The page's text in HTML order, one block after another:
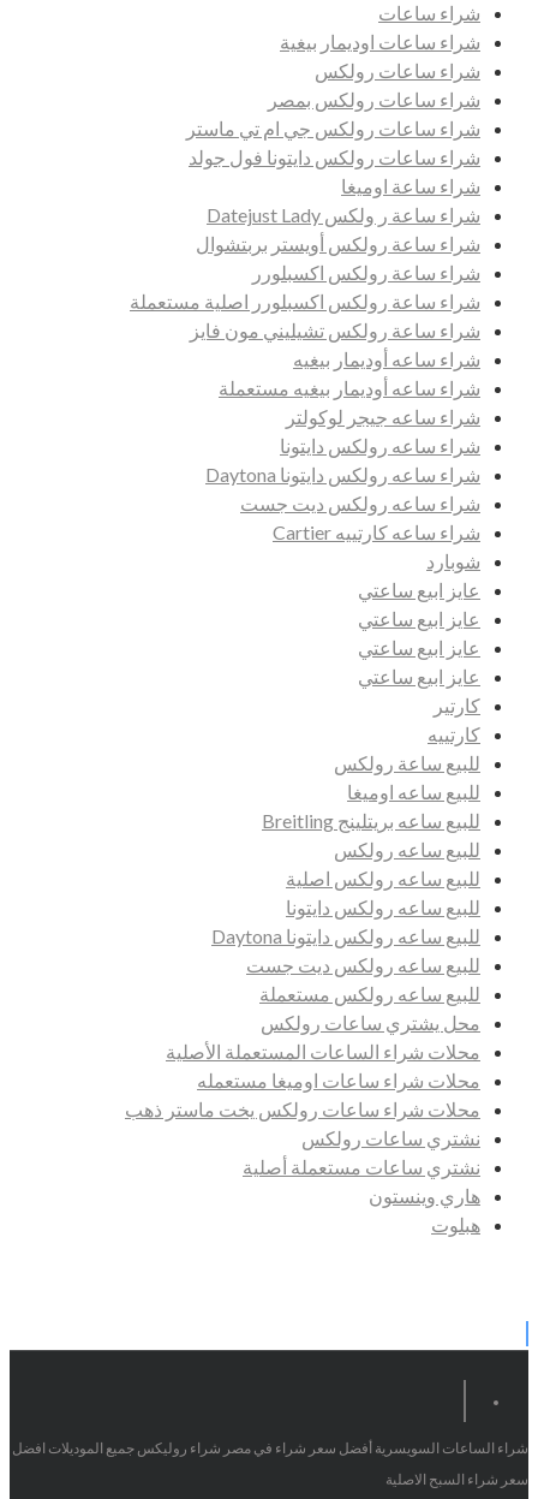
شراء ساعات
شراء ساعات اوديمار بيغية
شراء ساعات رولكس
شراء ساعات رولكس بمصر
شراء ساعات رولكس جي ام تي ماستر
شراء ساعات رولكس دايتونا فول جولد
شراء ساعة اوميغا
شراء ساعة ر ولكس Datejust Lady
شراء ساعة رولكس أويستر بربتشوال
شراء ساعة رولكس اكسبلورر
شراء ساعة رولكس اكسبلورر اصلية مستعملة
شراء ساعة رولكس تشيليني مون فايز
شراء ساعه أوديمار بيغيه
شراء ساعه أوديمار بيغيه مستعملة
شراء ساعه جيجر لوكولتر
شراء ساعه رولكس دايتونا
شراء ساعه رولكس دايتونا Daytona
شراء ساعه رولكس ديت جست
شراء ساعه كارتييه Cartier
شوبارد
عايز ابيع ساعتي
عايز ابيع ساعتي
عايز ابيع ساعتي
عايز ابيع ساعتي
كارتير
كارتييه
للبيع ساعة رولكس
للبيع ساعه اوميغا
للبيع ساعه بريتلينج Breitling
للبيع ساعه رولكس
للبيع ساعه رولكس اصلية
للبيع ساعه رولكس دايتونا
للبيع ساعه رولكس دايتونا Daytona
للبيع ساعه رولكس ديت جست
للبيع ساعه رولكس مستعملة
محل يشتري ساعات رولكس
محلات شراء الساعات المستعملة الأصلية
محلات شراء ساعات اوميغا مستعمله
محلات شراء ساعات رولكس يخت ماستر ذهب
نشتري ساعات رولكس
نشتري ساعات مستعملة أصلية
هاري وينستون
هبلوت
شراء الساعات السويسرية أفضل سعر شراء في مصر شراء روليكس جميع الموديلات افضل
سعر شراء السبح الاصلية